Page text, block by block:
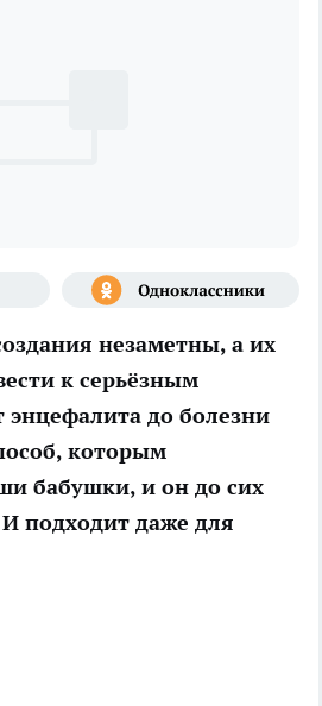
незаметны, а их
к серьёзным
энцефалита до болезни
которым
бабушки, и он до сих
подходит даже для